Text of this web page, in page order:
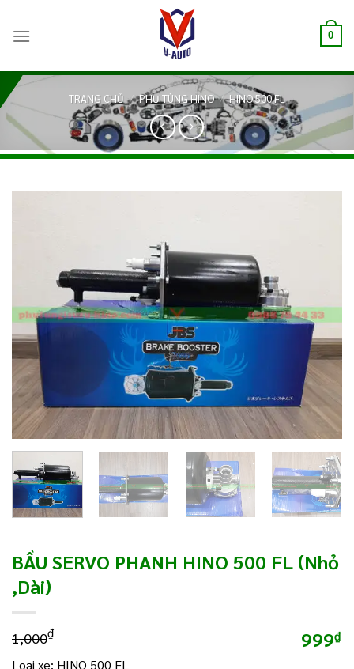
0
TRANG CHỦ / PHỤ TÙNG HINO / HINO 500 FL
BẦU SERVO PHANH HINO 500 FL (Nhỏ
,dài)
1,000₫ 999₫
Loại xe: HINO 500 FL